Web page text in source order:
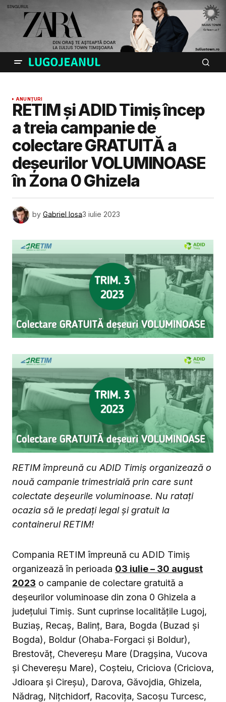
ANUNȚURI
RETIM și ADID Timiș încep
a treia campanie de
colectare GRATUITĂ a
deșeurilor VOLUMINOASE
în Zona 0 Ghizela
by Gabriel Iosa3 iulie 2023
RETIM împreună cu ADID Timiș organizează o
nouă campanie trimestrială prin care sunt
colectate deșeurile voluminoase. Nu ratați
ocazia să le predați legal și gratuit la
containerul RETIM!
Compania RETIM împreună cu ADID Timiș
organizează în perioada 03 iulie – 30 august
2023 o campanie de colectare gratuită a
deșeurilor voluminoase din zona 0 Ghizela a
judeţului Timiş. Sunt cuprinse localitățile Lugoj,
Buziaș, Recaș, Balinț, Bara, Bogda (Buzad și
Bogda), Boldur (Ohaba-Forgaci și Boldur),
Brestovăț, Chevereșu Mare (Dragșina, Vucova
și Chevereșu Mare), Coșteiu, Criciova (Criciova,
Jdioara și Cireșu), Darova, Găvojdia, Ghizela,
Nădrag, Nițchidorf, Racovița, Sacoșu Turcesc,